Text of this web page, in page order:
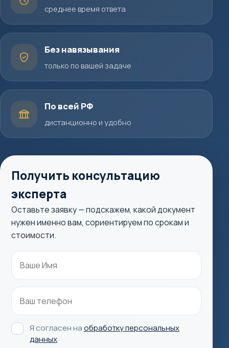
среднее время ответа
Без навязывания
только по вашей задаче
По всей РФ
дистанционно и удобно
Получить консультацию
эксперта
Оставьте заявку — подскажем, какой документ
нужен именно вам, сориентируем по срокам и
стоимости.
Я согласен наобработку персональных
данных